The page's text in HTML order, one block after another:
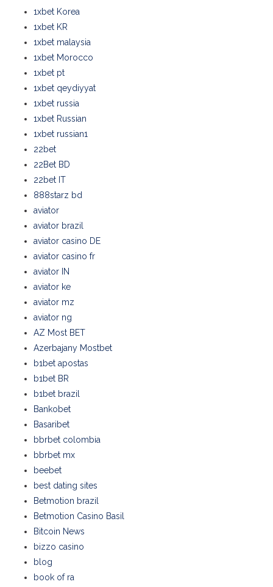
1xbet Korea
1xbet KR
1xbet malaysia
1xbet Morocco
1xbet pt
1xbet qeydiyyat
1xbet russia
1xbet Russian
1xbet russian1
22bet
22Bet BD
22bet IT
888starz bd
aviator
aviator brazil
aviator casino DE
aviator casino fr
aviator IN
aviator ke
aviator mz
aviator ng
AZ Most BET
Azerbajany Mostbet
b1bet apostas
b1bet BR
b1bet brazil
Bankobet
Basaribet
bbrbet colombia
bbrbet mx
beebet
best dating sites
Betmotion brazil
Betmotion Casino Basil
Bitcoin News
bizzo casino
blog
book of ra